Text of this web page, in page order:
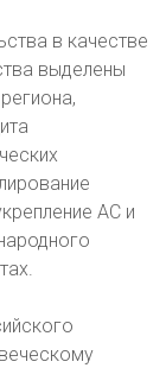
в качестве
выделены
АС и